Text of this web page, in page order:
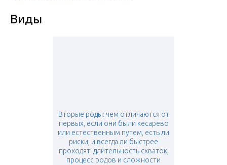
Виды
Вторые роды: чем отличаются от
первых, если они были кесарево
или естественным путем, есть ли
риски, и всегда ли быстрее
проходят: длительность схваток,
процесс родов и сложности